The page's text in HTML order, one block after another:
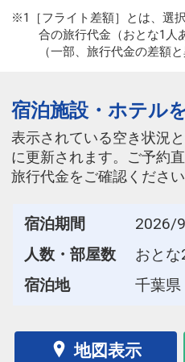
※1［フライト差額］とは、選
合の旅行代金（おとな1人
（一部、旅行代金の差額
宿泊施設・ホテル
表示されている空き状況
に更新されます。ご予約
旅行代金をご確認ください
宿泊期間
2026/
人数・部屋数
おと
宿泊地
千葉県
地図表示